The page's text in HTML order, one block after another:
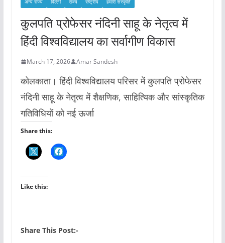
अन्य राज्य दिल्ली राज्य राष्ट्रीय हमारी संस्कृति
कुलपति प्रोफेसर नंदिनी साहू के नेतृत्व में
हिंदी विश्वविद्यालय का सर्वागीण विकास
March 17, 2026 Amar Sandesh
कोलकाता। हिंदी विश्वविद्यालय परिसर में कुलपति प्रोफेसर
नंदिनी साहू के नेतृत्व में शैक्षणिक, साहित्यिक और सांस्कृतिक
गतिविधियों को नई ऊर्जा
Share this:
Like this:
Share This Post:-